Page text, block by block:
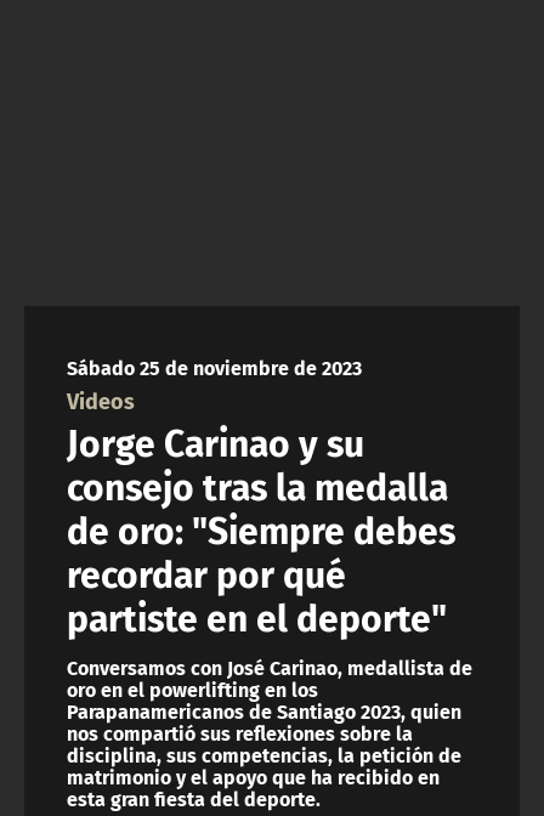
Sábado 25 de noviembre de 2023
Videos
Jorge Carinao y su
consejo tras la medalla
de oro: "Siempre debes
recordar por qué
partiste en el deporte"
Conversamos con José Carinao, medallista de
oro en el powerlifting en los
Parapanamericanos de Santiago 2023, quien
nos compartió sus reflexiones sobre la
disciplina, sus competencias, la petición de
matrimonio y el apoyo que ha recibido en
esta gran fiesta del deporte.